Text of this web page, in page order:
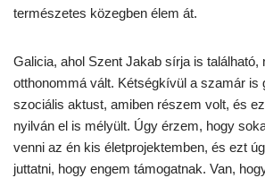
természetes közegben élem át.
Galicia, ahol Szent Jakab sírja is
otthonommá vált. Kétségkívül a szamár is
szociális aktust, amiben részem volt, és
nyilván el is mélyült. Úgy érzem, hogy
venni az én kis életprojektemben, és ezt
juttatni, hogy engem támogatnak. Van,